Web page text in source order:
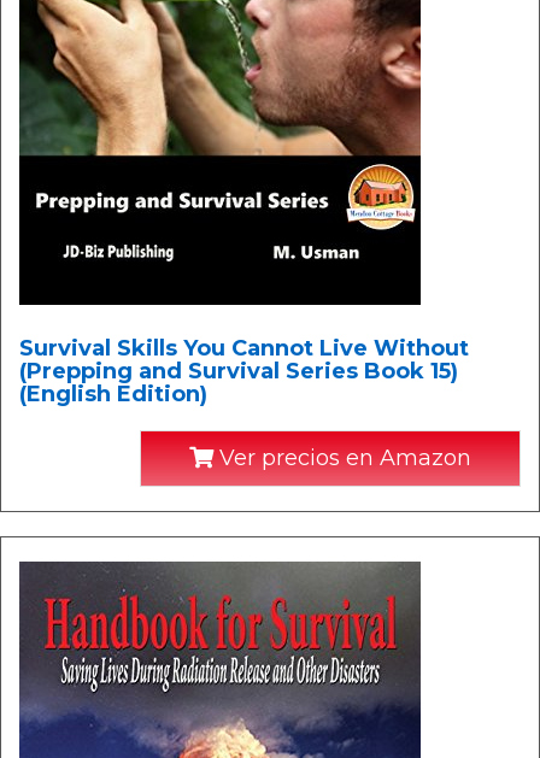
Survival Skills You Cannot Live Without
(Prepping and Survival Series Book 15)
(English Edition)
Ver precios en Amazon